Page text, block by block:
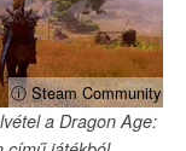
ⓘ Steam Community
a Dragon Age: